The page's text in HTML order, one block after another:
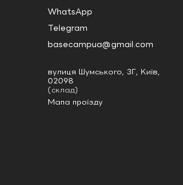
WhatsApp
Telegram
basecampua@gmail.com
вулиця Шумського, 3Г, Київ,
02098
(склад)
Мапа проїзду